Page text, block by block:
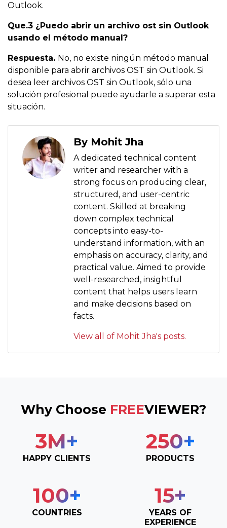
Outlook.
Que.3 ¿Puedo abrir un archivo ost sin Outlook
usando el método manual?
Respuesta. No, no existe ningún método manual
disponible para abrir archivos OST sin Outlook. Si
desea leer archivos OST sin Outlook, sólo una
solución profesional puede ayudarle a superar esta
situación.
By Mohit Jha
A dedicated technical content
writer and researcher with a
strong focus on producing clear,
structured, and user-centric
content. Skilled at breaking
down complex technical
concepts into easy-to-
understand information, with an
emphasis on accuracy, clarity, and
practical value. Aimed to provide
well-researched, insightful
content that helps users learn
and make decisions based on
facts.
View all of Mohit Jha's posts.
Why Choose FREEVIEWER?
3M+
HAPPY CLIENTS
250+
PRODUCTS
100+
COUNTRIES
15+
YEARS OF
EXPERIENCE